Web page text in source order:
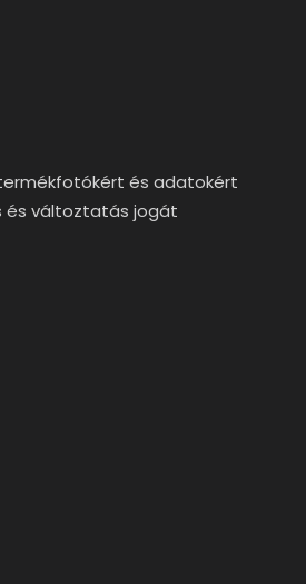
és adatokért
és változtatás jogát